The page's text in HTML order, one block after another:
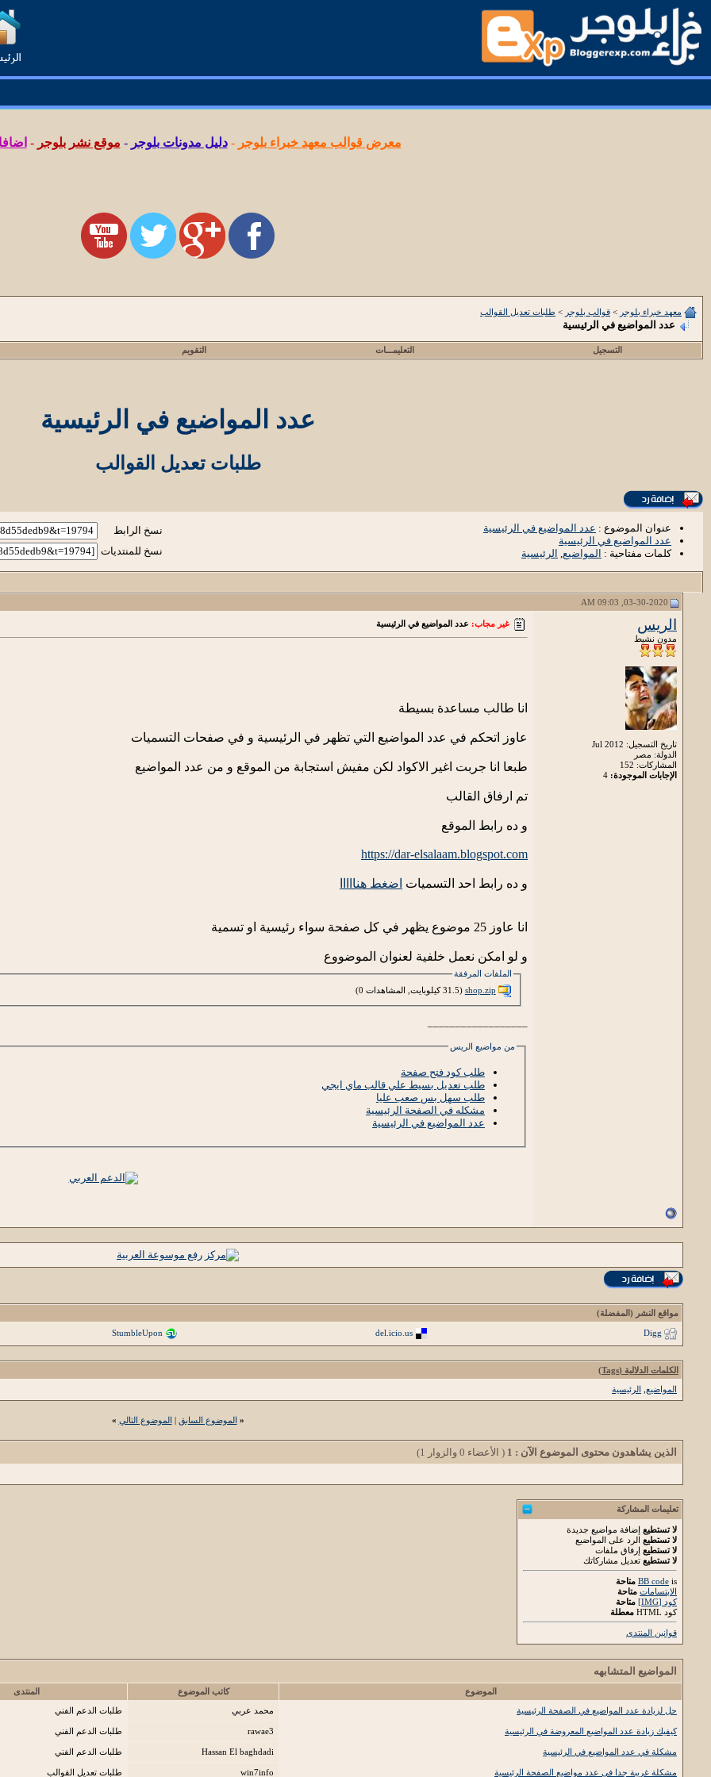
معرض قوالب معهد خبراء بلوجر -دليل مدونات بلوجر - موقع نشر بلوجر -
معهد خبراء بلوجر > قوالب بلوجر > طلبات تعديل القوالب
عدد المواضيع في الرئيسية
التسجيل التعليمـــات التقويم
عدد المواضيع في الرئيسية
طلبات تعديل القوالب
عنوان الموضوع : عدد المواضيع في الرئيسية
عدد المواضيع في الرئيسية
كلمات مفتاحية : المواضيع, الرئيسية
نسخ الرابط
نسخ للمنتديات
الريس
مدون نشيط
تاريخ التسجيل: Jul 2012
الدولة: مصر
المشاركات: 152
الإجابات الموجودة:
غير مجاب: عدد المواضيع في الرئيسية
انا طالب مساعدة بسيطة
عاوز اتحكم في عدد المواضيع التي تظهر في الرئيسية و في صفحات التسميات
طبعا انا جربت اغير الاكواد لكن مفيش استجابة من الموقع و من عدد المواضيع
تم ارفاق القالب
و ده رابط الموقع
https://dar-elsalaam.blogspot.com
و ده رابط احد التسميات اضغط هنااااا
انا عاوز 25 موضوع يظهر في كل صفحة سواء رئيسية او تسمية
و لو امكن نعمل خلفية لعنوان الموضووع
الملفات المرفقة
shop.zip‏ (31.5 كيلوبايت, المشاهدات 0)
من مواضيع الريس
طلب كود فتح صفحة
طلب تعديل بسيط علي قالب ماي ايجي
طلب سهل بس صعب عليا
مشكله في الصفحة الرئيسية
عدد المواضيع في الرئيسية
مواقع النشر (المفضلة)
Digg
del.icio.us
StumbleUpon
الكلمات الدلالية (Tags)
المواضيع
الرئيسية
« الموضوع السابق | الموضوع التالي »
الذين يشاهدون محتوى الموضوع الآن : 1 ( الأعضاء 0 والزوار 1)
تعليمات المشاركة
لا تستطيع إضافة مواضيع جديدة
لا تستطيع الرد على المواضيع
لا تستطيع إرفاق ملفات
لا تستطيع تعديل مشاركاتك
BB code is
متاحة
الابتسامات متاحة
كود [IMG]
متاحة
كود HTML
معطلة
قوانين المنتدى
المواضيع المتشابهه
الموضوع كاتب الموضوع المنتدى
حل لزيادة عدد المواضيع في الصفحة الرئيسية
محمد عربي طلبات الدعم الفني
كيفيك زيادة عدد المواضيع المعروضة في الرئيسية rawae3 طلبات الدعم الفني
مشكلة في عدد المواضيع في الرئيسية Hassan El baghdadi طلبات الدعم الفني
مشكلة غريبة جدا فى عدد مواضيع الصفحة الرئيسية win7info طلبات تعديل القوالب